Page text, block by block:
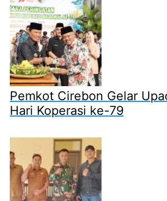
Pemkot Cirebon Gelar
Hari Koperasi ke-79